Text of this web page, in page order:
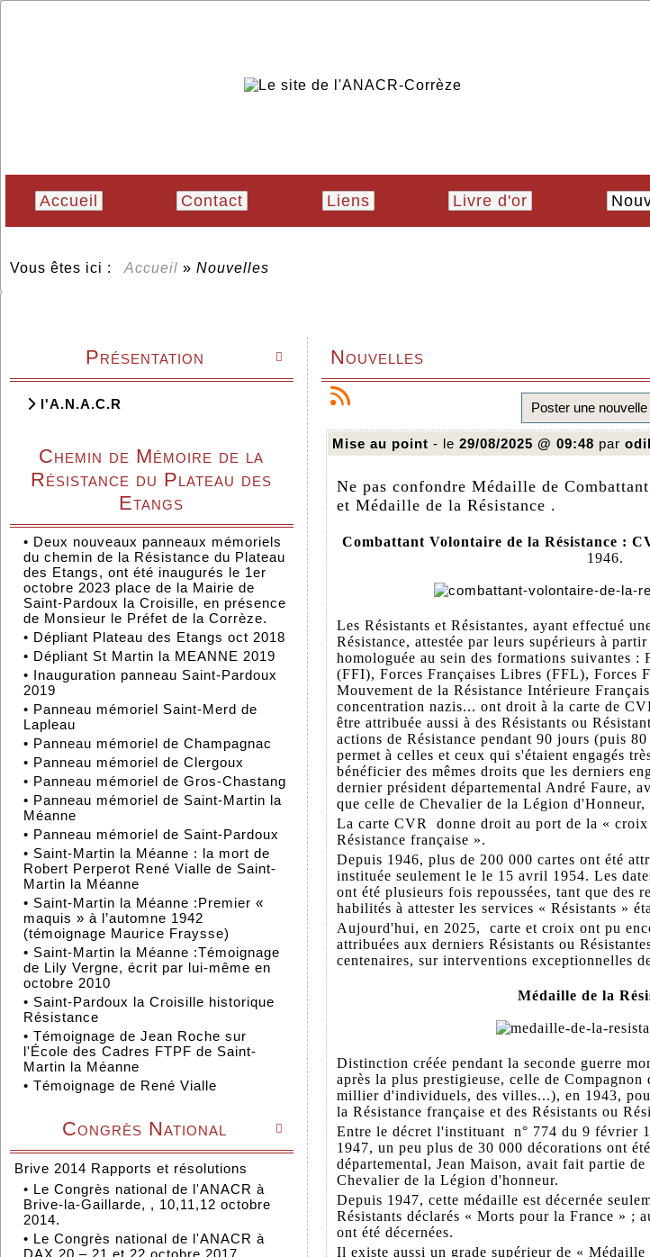
Accueil Contact Liens Livre d'or
Vous êtes ici : Accueil » Nouvelles

Présentation
l'A.N.A.C.R
Chemin de Mémoire de la
Résistance du Plateau des
Etangs
• Deux nouveaux panneaux mémoriels
du chemin de la Résistance du Plateau
des Etangs, ont été inaugurés le 1er
octobre 2023 place de la Mairie de
Saint-Pardoux la Croisille, en présence
de Monsieur le Préfet de la Corrèze.
• Dépliant Plateau des Etangs oct 2018
• Dépliant St Martin la MEANNE 2019
• Inauguration panneau Saint-Pardoux
2019
• Panneau mémoriel Saint-Merd de
Lapleau
• Panneau mémoriel de Champagnac
• Panneau mémoriel de Clergoux
• Panneau mémoriel de Gros-Chastang
• Panneau mémoriel de Saint-Martin la
Méanne
• Panneau mémoriel de Saint-Pardoux
• Saint-Martin la Méanne : la mort de
Robert Perperot René Vialle de Saint-
Martin la Méanne
• Saint-Martin la Méanne :Premier «
maquis » à l’automne 1942
(témoignage Maurice Fraysse)
• Saint-Martin la Méanne :Témoignage
de Lily Vergne, écrit par lui-même en
octobre 2010
• Saint-Pardoux la Croisille historique
Résistance
• Témoignage de Jean Roche sur
l'École des Cadres FTPF de Saint-
Martin la Méanne
• Témoignage de René Vialle

Congrès National
Brive 2014 Rapports et résolutions
• Le Congrès national de l'ANACR à
Brive-la-Gaillarde, , 10,11,12 octobre
2014.
• Le Congrès national de l'ANACR à
DAX 20 – 21 et 22 octobre 2017
Nouvelles
Poster une nouvelle
Mise au point - le 29/08/2025 @ 09:48 par
Ne pas confondre Médaille de
et Médaille de la Résistance .
Combattant Volontaire de la Résistance :
1946.
Les Résistants et Résistantes, ayant effectué
Résistance, attestée par leurs supérieurs à
homologuée au sein des formations suivantes :
(FFI), Forces Françaises Libres (FFL), Forces
Mouvement de la Résistance Intérieure
concentration nazis... ont droit à la carte de
être attribuée aussi à des Résistants ou
actions de Résistance pendant 90 jours (puis
permet à celles et ceux qui s'étaient engagés
bénéficier des mêmes droits que les derniers
dernier président départemental André Faure,
que celle de Chevalier de la Légion d'Honneur,
La carte CVR donne droit au port de la «
Résistance française ».
Depuis 1946, plus de 200 000 cartes ont été
instituée seulement le le 15 avril 1954. Les
ont été plusieurs fois repoussées, tant que des
habilités à attester les services « Résistants »
Aujourd'hui, en 2025, carte et croix ont pu
attribuées aux derniers Résistants ou
centenaires, sur interventions exceptionnelles
Médaille de la
Distinction créée pendant la seconde guerre
après la plus prestigieuse, celle de
millier d'individuels, des villes...), en 1943,
la Résistance française et des Résistants ou
Entre le décret l'instituant n° 774 du 9 février
1947, un peu plus de 30 000 décorations ont
départemental, Jean Maison, avait fait partie
Chevalier de la Légion d'honneur.
Depuis 1947, cette médaille est décernée
Résistants déclarés « Morts pour la France » ;
ont été décernées.
Il existe aussi un grade supérieur de « Médaille